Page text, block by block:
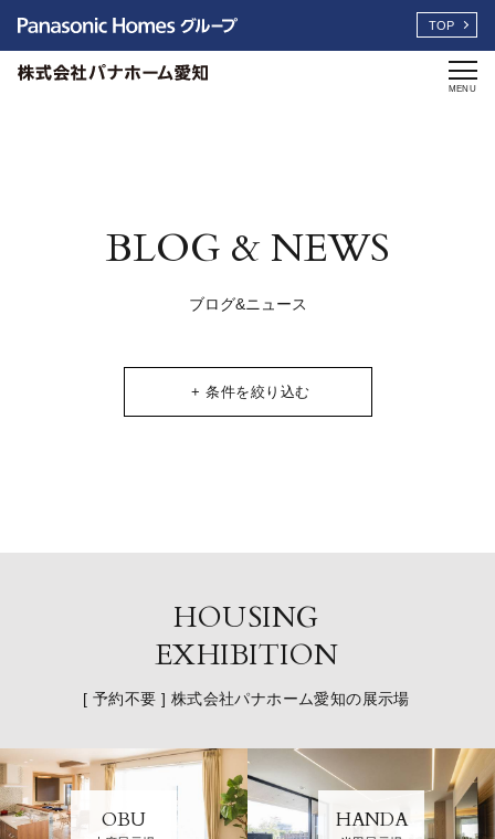
TOP
MENU
BLOG & NEWS
ブログ&ニュース
+ 条件を絞り込む
HOUSING
EXHIBITION
[ 予約不要 ] 株式会社パナホーム愛知の展示場
OBU HANDA